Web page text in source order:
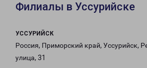
Филиалы в Уссурийске
УССУРИЙСК
Россия, Приморский край, Уссурийск,
улица, 31